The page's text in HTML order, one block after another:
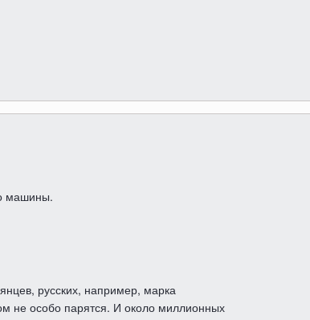
машины.
русских, например, марка
не особо парятся. И около миллионных